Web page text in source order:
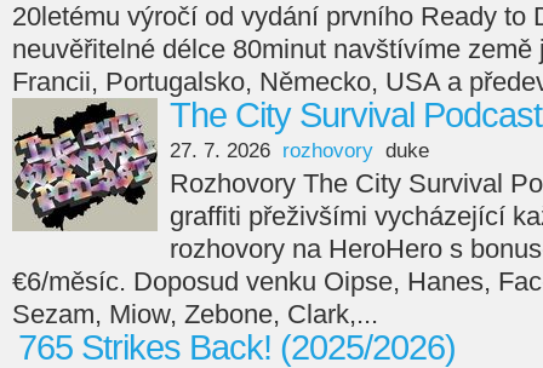
20letému výročí od vydání prvního Ready to
neuvěřitelné délce 80minut navštívíme
Francii, Portugalsko, Německo, USA a
The City Survival Podcast
27. 7. 2026 rozhovory duke
Rozhovory The City Survival
graffiti přeživšími vycházející
rozhovory na HeroHero s
€6/měsíc. Doposud venku Oipse, Hanes,
Sezam, Miow, Zebone, Clark,...
765 Strikes Back! (2025/2026)